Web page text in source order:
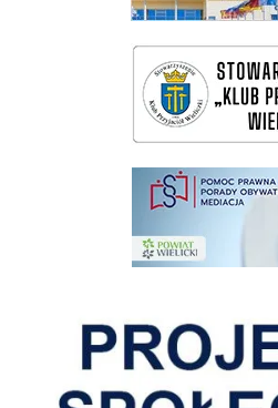
wieliczka-wieliczanie na bis
pomoc prawna wieliczka